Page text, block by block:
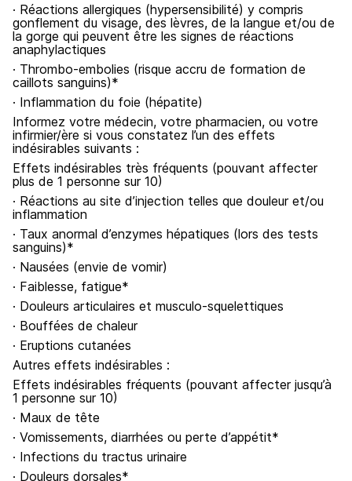
· Réactions allergiques (hypersensibilité) y compris
gonflement du visage, des lèvres, de la langue et/ou de
la gorge qui peuvent être les signes de réactions
anaphylactiques
· Thrombo-embolies (risque accru de formation de
caillots sanguins)*
· Inflammation du foie (hépatite)
Informez votre médecin, votre pharmacien, ou votre
infirmier/ère si vous constatez l’un des effets
indésirables suivants :
Effets indésirables très fréquents (pouvant affecter
plus de 1 personne sur 10)
· Réactions au site d’injection telles que douleur et/ou
inflammation
· Taux anormal d’enzymes hépatiques (lors des tests
sanguins)*
· Nausées (envie de vomir)
· Faiblesse, fatigue*
· Douleurs articulaires et musculo-squelettiques
· Bouffées de chaleur
· Eruptions cutanées
Autres effets indésirables :
Effets indésirables fréquents (pouvant affecter jusqu’à
1 personne sur 10)
· Maux de tête
· Vomissements, diarrhées ou perte d’appétit*
· Infections du tractus urinaire
· Douleurs dorsales*